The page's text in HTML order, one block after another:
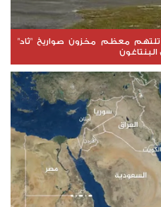
معظم مخزون صواريخ "ثاد"